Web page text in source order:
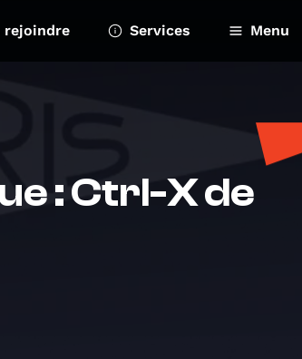
rejoindre Services Menu
: Ctrl-X de